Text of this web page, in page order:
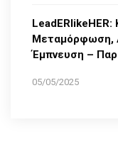
LeadERlikeHER:
Μεταμόρφωση,
Έμπνευση –
05/05/2025